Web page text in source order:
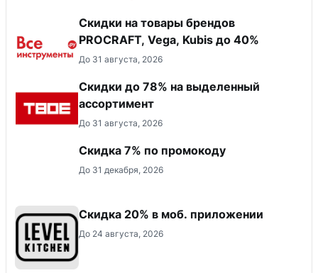
Скидки на товары брендов
PROCRAFT, Vega, Kubis до 40%
До 31 августа, 2026
Скидки до 78% на выделенный
ассортимент
До 31 августа, 2026
Скидка 7% по промокоду
До 31 декабря, 2026
Скидка 20% в моб. приложении
До 24 августа, 2026